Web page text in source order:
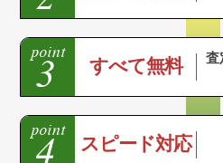
すべて無料 査
スピード対応